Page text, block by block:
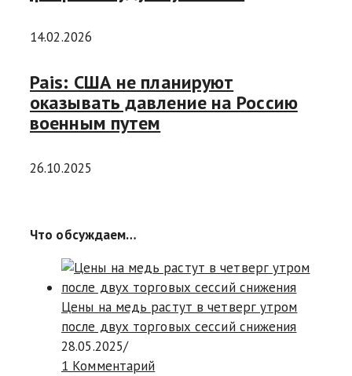
14.02.2026
Pais: США не планируют
оказывать давление на Россию
военным путем
26.10.2025
Что обсуждаем…
Цены на медь растут в четверг утром
после двух торговых сессий снижения
28.05.2025/
1 Комментарий